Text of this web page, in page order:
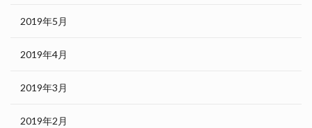
2019年5月
2019年4月
2019年3月
2019年2月